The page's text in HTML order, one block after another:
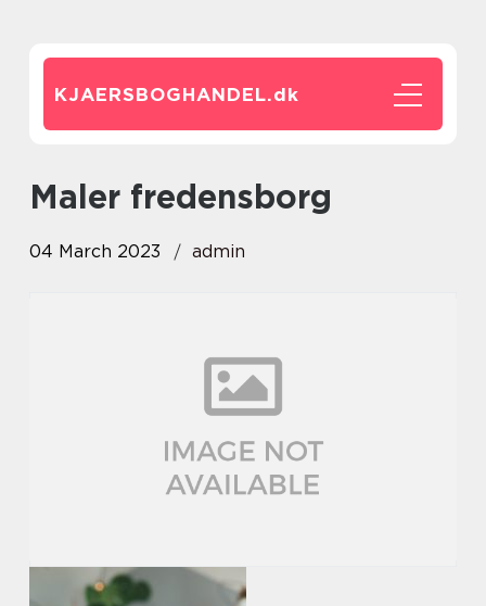
KJAERSBOGHANDEL.dk
maler fredensborg
04 March 2023 admin